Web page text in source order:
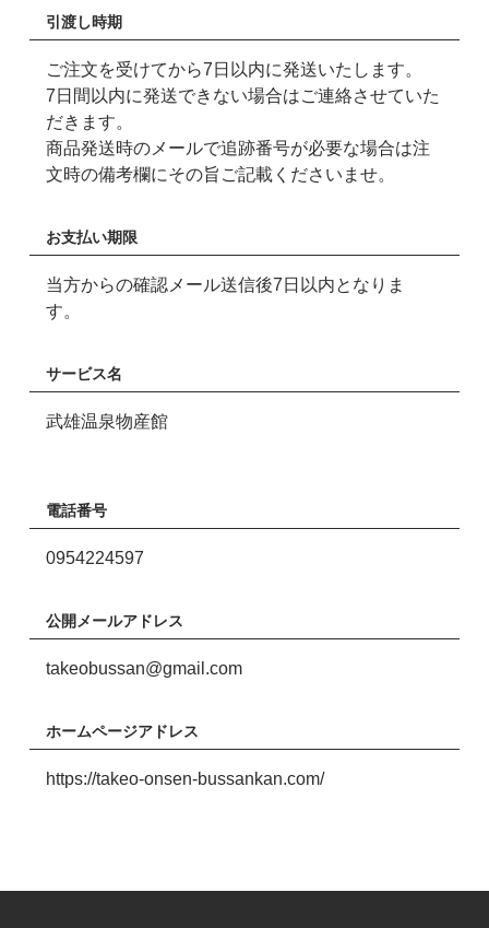
引渡し時期
ご注文を受けてから7日以内に発送いたします。
7日間以内に発送できない場合はご連絡させていた
だきます。
商品発送時のメールで追跡番号が必要な場合は注
文時の備考欄にその旨ご記載くださいませ。
お支払い期限
当方からの確認メール送信後7日以内となりま
す。
サービス名
武雄温泉物産館
電話番号
0954224597
公開メールアドレス
takeobussan@gmail.com
ホームページアドレス
https://takeo-onsen-bussankan.com/